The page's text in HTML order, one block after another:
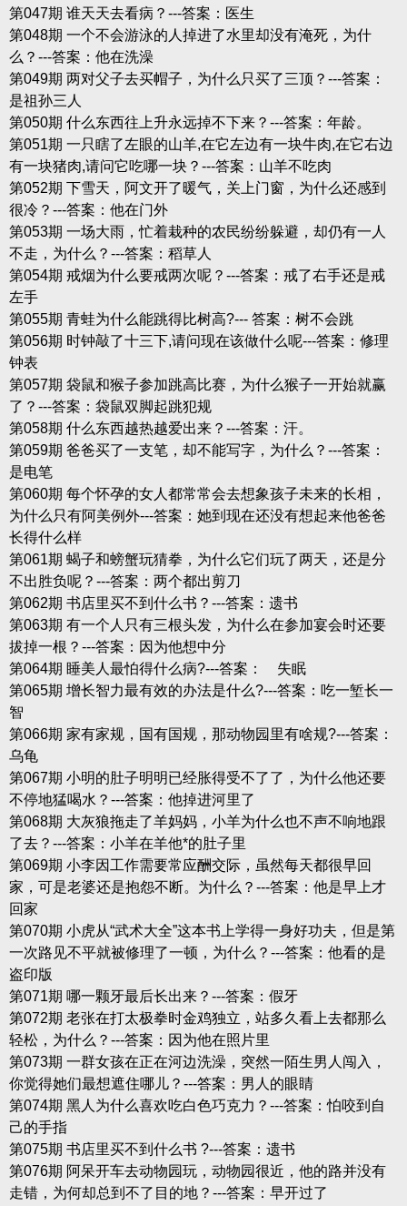
第047期 谁天天去看病？---答案：医生
第048期 一个不会游泳的人掉进了水里却没有淹死，为什
么？---答案：他在洗澡
第049期 两对父子去买帽子，为什么只买了三顶？---答案：
是祖孙三人
第050期 什么东西往上升永远掉不下来？---答案：年龄。
第051期 一只瞎了左眼的山羊,在它左边有一块牛肉,在它右边
有一块猪肉,请问它吃哪一块？---答案：山羊不吃肉
第052期 下雪天，阿文开了暖气，关上门窗，为什么还感到
很冷？---答案：他在门外
第053期 一场大雨，忙着栽种的农民纷纷躲避，却仍有一人
不走，为什么？---答案：稻草人
第054期 戒烟为什么要戒两次呢？---答案：戒了右手还是戒
左手
第055期 青蛙为什么能跳得比树高?--- 答案：树不会跳
第056期 时钟敲了十三下,请问现在该做什么呢---答案：修理
钟表
第057期 袋鼠和猴子参加跳高比赛，为什么猴子一开始就赢
了？---答案：袋鼠双脚起跳犯规
第058期 什么东西越热越爱出来？---答案：汗。
第059期 爸爸买了一支笔，却不能写字，为什么？---答案：
是电笔
第060期 每个怀孕的女人都常常会去想象孩子未来的长相，
为什么只有阿美例外---答案：她到现在还没有想起来他爸爸
长得什么样
第061期 蝎子和螃蟹玩猜拳，为什么它们玩了两天，还是分
不出胜负呢？---答案：两个都出剪刀
第062期 书店里买不到什么书？---答案：遗书
第063期 有一个人只有三根头发，为什么在参加宴会时还要
拔掉一根？---答案：因为他想中分
第064期 睡美人最怕得什么病?---答案： 失眠
第065期 增长智力最有效的办法是什么?---答案：吃一堑长一
智
第066期 家有家规，国有国规，那动物园里有啥规?---答案：
乌龟
第067期 小明的肚子明明已经胀得受不了了，为什么他还要
不停地猛喝水？---答案：他掉进河里了
第068期 大灰狼拖走了羊妈妈，小羊为什么也不声不响地跟
了去？---答案：小羊在羊他*的肚子里
第069期 小李因工作需要常应酬交际，虽然每天都很早回
家，可是老婆还是抱怨不断。为什么？---答案：他是早上才
回家
第070期 小虎从“武术大全”这本书上学得一身好功夫，但是第
一次路见不平就被修理了一顿，为什么？---答案：他看的是
盗印版
第071期 哪一颗牙最后长出来？---答案：假牙
第072期 老张在打太极拳时金鸡独立，站多久看上去都那么
轻松，为什么？---答案：因为他在照片里
第073期 一群女孩在正在河边洗澡，突然一陌生男人闯入，
你觉得她们最想遮住哪儿？---答案：男人的眼睛
第074期 黑人为什么喜欢吃白色巧克力？---答案：怕咬到自
己的手指
第075期 书店里买不到什么书 ?---答案：遗书
第076期 阿呆开车去动物园玩，动物园很近，他的路并没有
走错，为何却总到不了目的地？---答案：早开过了